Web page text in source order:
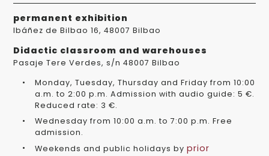
permanent exhibition
Ibáñez de Bilbao 16, 48007 Bilbao
Didactic classroom and warehouses
Pasaje Tere Verdes, s/n 48007 Bilbao
Monday, Tuesday, Thursday and Friday from 10:00
a.m. to 2:00 p.m. Admission with audio guide: 5 €.
Reduced rate: 3 €.
Wednesday from 10:00 a.m. to 7:00 p.m. Free
admission.
Weekends and public holidays by prior